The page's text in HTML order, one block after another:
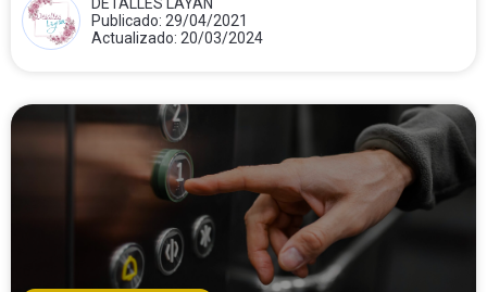
Publicado: 29/04/2021
Actualizado: 20/03/2024